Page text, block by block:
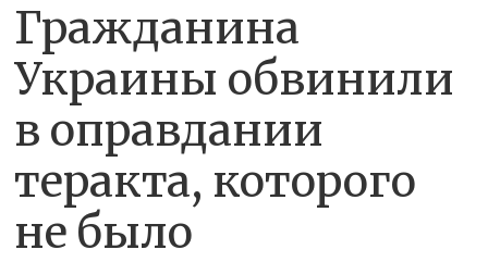
Гражданина
Украины обвинили
в оправдании
теракта, которого
не было